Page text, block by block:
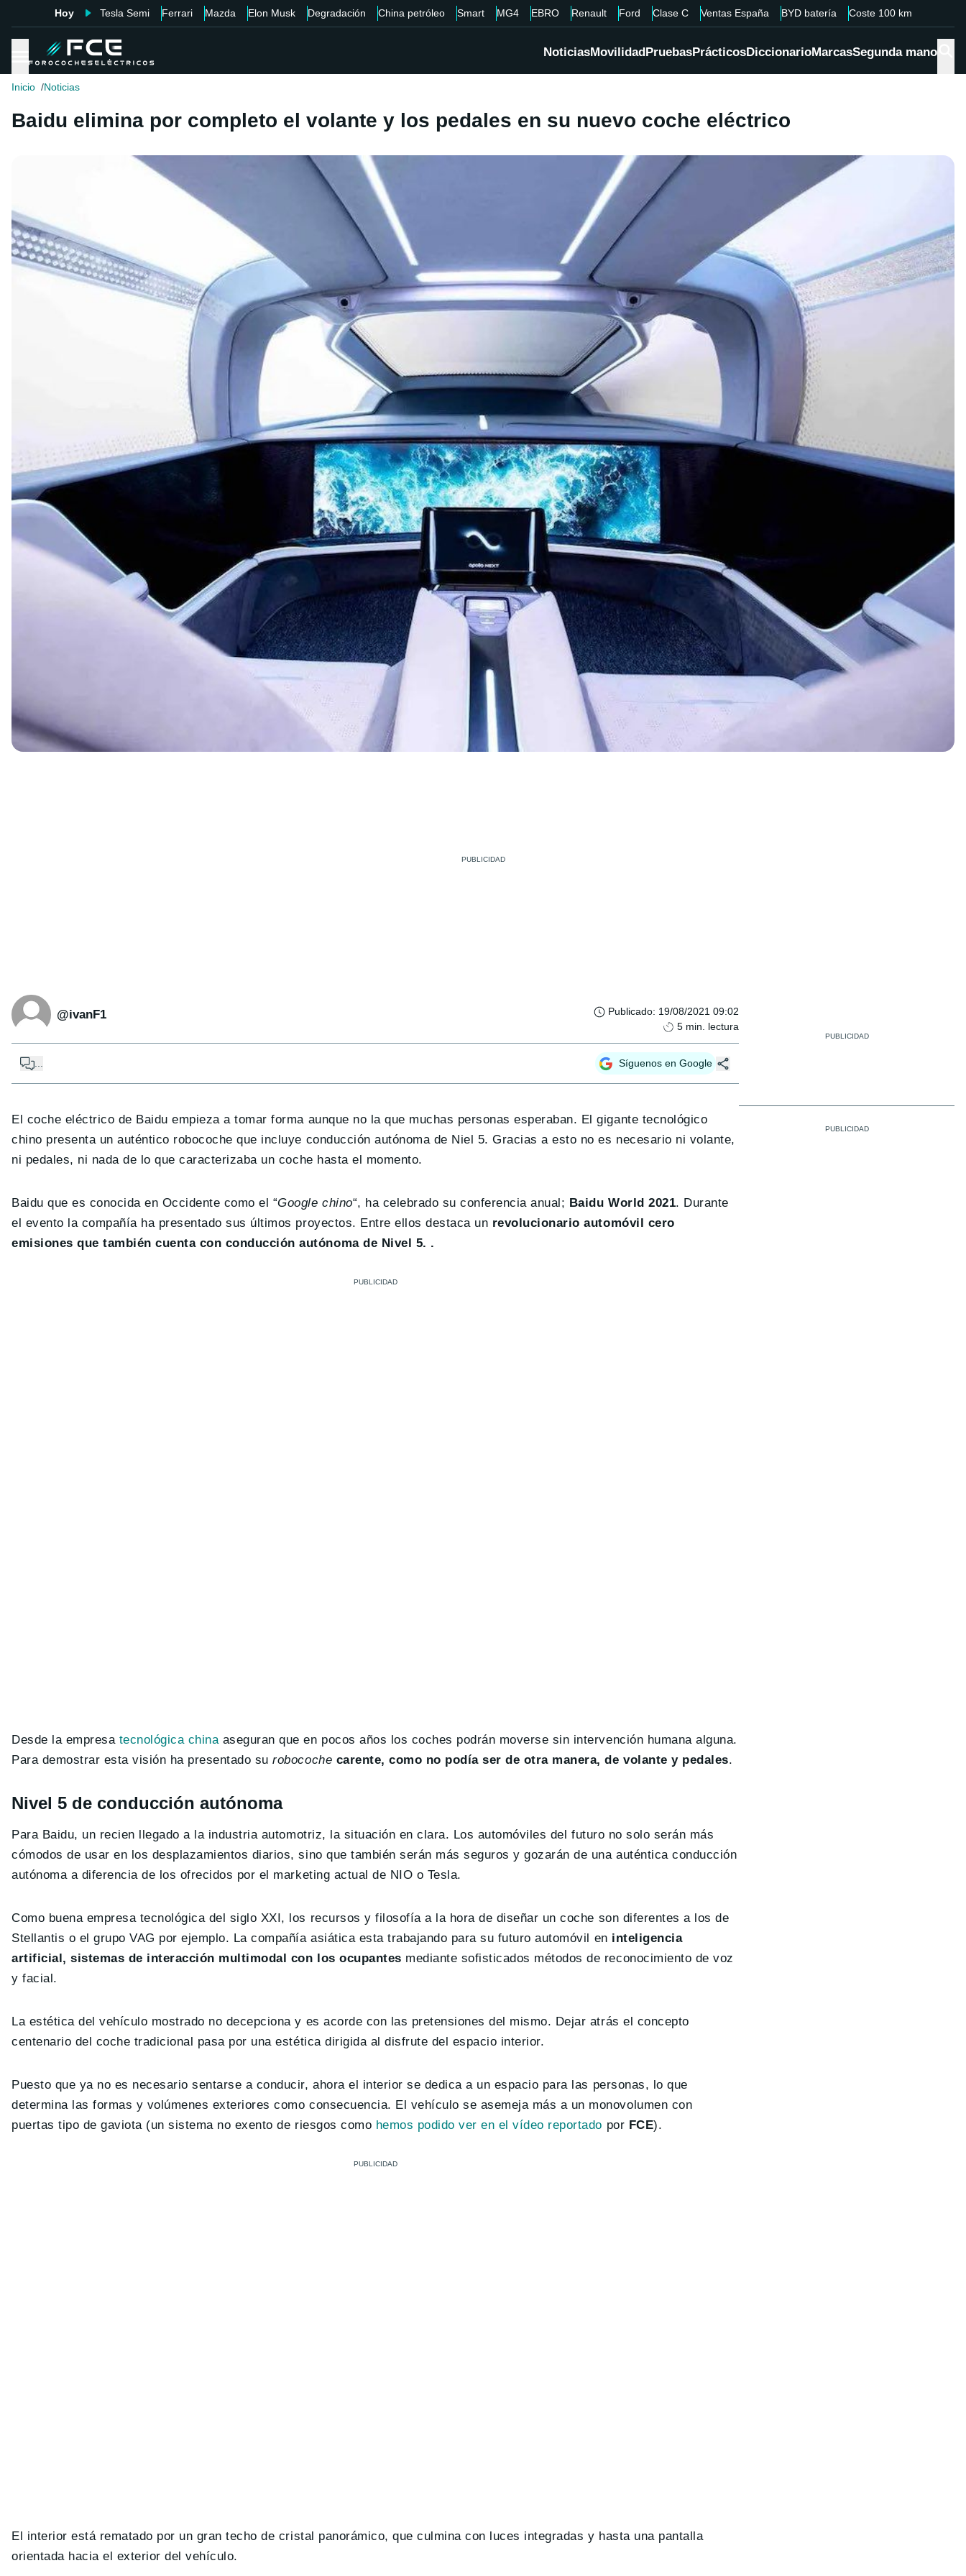
Hoy Tesla Semi Ferrari Mazda Elon Musk Degradación China petróleo Smart MG4 EBRO Renault Ford Clase C Ventas España BYD batería Coste 100 km
NoticiasMovilidadPruebasPrácticosDiccionarioMarcasSegunda mano
Inicio Noticias
Baidu elimina por completo el volante y los pedales en su nuevo coche eléctrico
@ivanF1 Publicado: 19/08/2021 09:02
5 min. lectura
... Síguenos en Google
El coche eléctrico de Baidu empieza a tomar forma aunque no la que muchas personas esperaban. El gigante tecnológico
chino presenta un auténtico robocoche que incluye conducción autónoma de Niel 5. Gracias a esto no es necesario ni volante,
ni pedales, ni nada de lo que caracterizaba un coche hasta el momento.
Baidu que es conocida en Occidente como el “Google chino“, ha celebrado su conferencia anual; Baidu World 2021. Durante
el evento la compañía ha presentado sus últimos proyectos. Entre ellos destaca un revolucionario automóvil cero
emisiones que también cuenta con conducción autónoma de Nivel 5. .
Desde la empresatecnológica chinaaseguran que en pocos años los coches podrán moverse sin intervención humana alguna.
Para demostrar esta visión ha presentado surobocoche carente, como no podía ser de otra manera, de volante y pedales.
Nivel 5 de conducción autónoma
Para Baidu, un recien llegado a la industria automotriz, la situación en clara. Los automóviles del futuro no solo serán más
cómodos de usar en los desplazamientos diarios, sino que también serán más seguros y gozarán de una auténtica conducción
autónoma a diferencia de los ofrecidos por el marketing actual de NIO o Tesla.
Como buena empresa tecnológica del siglo XXI, los recursos y filosofía a la hora de diseñar un coche son diferentes a los de
Stellantis o el grupo VAG por ejemplo. La compañía asiática esta trabajando para su futuro automóvil en inteligencia
artificial, sistemas de interacción multimodal con los ocupantes mediante sofisticados métodos de reconocimiento de voz
y facial.
La estética del vehículo mostrado no decepciona y es acorde con las pretensiones del mismo. Dejar atrás el concepto
centenario del coche tradicional pasa por una estética dirigida al disfrute del espacio interior.
Puesto que ya no es necesario sentarse a conducir, ahora el interior se dedica a un espacio para las personas, lo que
determina las formas y volúmenes exteriores como consecuencia. El vehículo se asemeja más a un monovolumen con
puertas tipo de gaviota (un sistema no exento de riesgos como hemos podido ver en el vídeo reportado por FCE).
El interior está rematado por un gran techo de cristal panorámico, que culmina con luces integradas y hasta una pantalla
orientada hacia el exterior del vehículo.